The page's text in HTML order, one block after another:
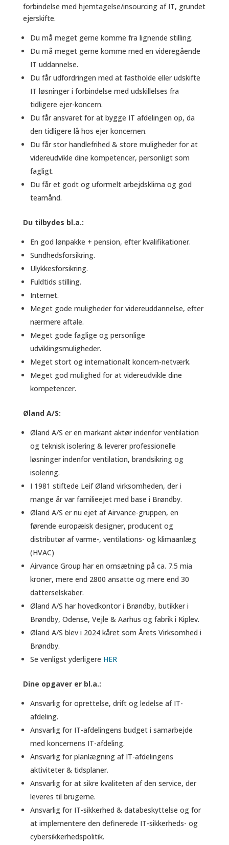
forbindelse med hjemtagelse/insourcing af IT, grundet
ejerskifte.
Du må meget gerne komme fra lignende stilling.
Du må meget gerne komme med en videregående
IT uddannelse.
Du får udfordringen med at fastholde eller udskifte
IT løsninger i forbindelse med udskillelses fra
tidligere ejer-koncern.
Du får ansvaret for at bygge IT afdelingen op, da
den tidligere lå hos ejer koncernen.
Du får stor handlefrihed & store muligheder for at
videreudvikle dine kompetencer, personligt som
fagligt.
Du får et godt og uformelt arbejdsklima og god
teamånd.
Du tilbydes bl.a.:
En god lønpakke + pension, efter kvalifikationer.
Sundhedsforsikring.
Ulykkesforsikring.
Fuldtids stilling.
Internet.
Meget gode muligheder for videreuddannelse, efter
nærmere aftale.
Meget gode faglige og personlige
udviklingsmuligheder.
Meget stort og internationalt koncern-netværk.
Meget god mulighed for at videreudvikle dine
kompetencer.
Øland A/S:
Øland A/S er en markant aktør indenfor ventilation
og teknisk isolering & leverer professionelle
løsninger indenfor ventilation, brandsikring og
isolering.
I 1981 stiftede Leif Øland virksomheden, der i
mange år var familieejet med base i Brøndby.
Øland A/S er nu ejet af Airvance-gruppen, en
førende europæisk designer, producent og
distributør af varme-, ventilations- og klimaanlæg
(HVAC)
Airvance Group har en omsætning på ca. 7.5 mia
kroner, mere end 2800 ansatte og mere end 30
datterselskaber.
Øland A/S har hovedkontor i Brøndby, butikker i
Brøndby, Odense, Vejle & Aarhus og fabrik i Kiplev.
Øland A/S blev i 2024 kåret som Årets Virksomhed i
Brøndby.
Se venligst yderligere HER
Dine opgaver er bl.a.:
Ansvarlig for oprettelse, drift og ledelse af IT-
afdeling.
Ansvarlig for IT-afdelingens budget i samarbejde
med koncernens IT-afdeling.
Ansvarlig for planlægning af IT-afdelingens
aktiviteter & tidsplaner.
Ansvarlig for at sikre kvaliteten af den service, der
leveres til brugerne.
Ansvarlig for IT-sikkerhed & databeskyttelse og for
at implementere den definerede IT-sikkerheds- og
cybersikkerhedspolitik.